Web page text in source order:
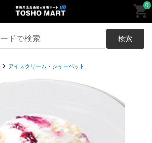
0
検索
アイスクリーム・シャーベット